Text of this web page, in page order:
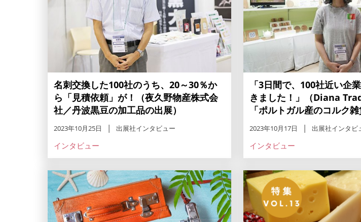
名刺交換した100社のうち、20～30％か
ら「見積依頼」が！（夜久野物産株式会
社／丹波黒豆の加工品の出展）
2023年10月25日 出展社インタビュー
インタビュー
「3日間で、100社近い企
きました！」（Diana
「ポルトガル産のコルク雑
2023年10月17日 出展社インタビ
インタビュー